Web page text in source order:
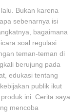
Bukan karena
sebenarnya isi
bagaimana
soal regulasi
teman-teman di
berujung pada
edukasi tentang
publik ikut
ini. Cerita saya
mencoba